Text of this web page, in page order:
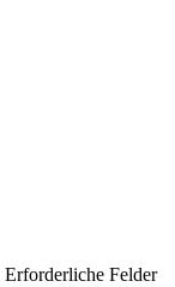
Erforderliche Felder